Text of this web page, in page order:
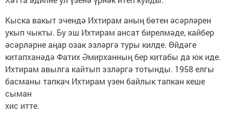
Кыска вакыт эчендә Ихтирам аның бөтен әсәрләрен
укып чыкты. Бу эш Ихтирам ансат бирелмәде, кайбер
әсәрләрне аңар озак эзләргә туры килде. Өйдәге
китапханәдә Фатих Әмирханның бер китабы да юк иде.
Ихтирам авылга кайтып эзләргә тотынды. 1958 елгы
басманы тапкач Ихтирам үзен байлык тапкан кеше
сыман
хис итте.